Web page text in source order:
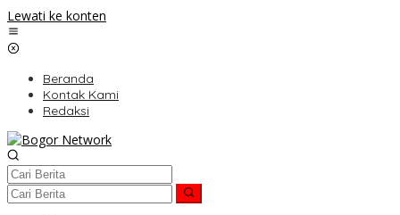
Lewati ke konten
Beranda
Kontak Kami
Redaksi